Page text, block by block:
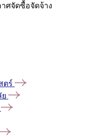
ศจัดซื้อจัดจ้าง
ตร์